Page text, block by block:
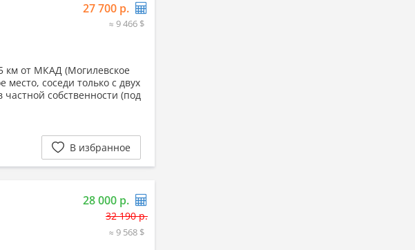
27 700 р.
≈ 9 466 $
км от МКАД (Могилевское
соседи только с двух
частной собственности (под
В избранное
28 000 р.
32 190 р.
≈ 9 568 $